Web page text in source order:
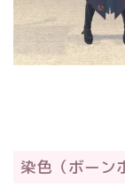
染色（ボーン